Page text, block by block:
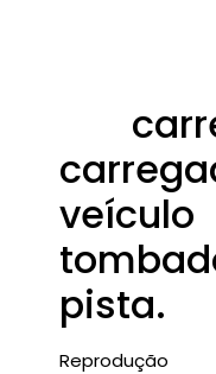
pista.
Reprodução